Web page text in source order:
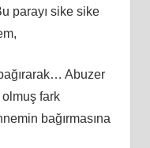
parayı sike sike
Abuzer
olmuş fark
bağırmasına